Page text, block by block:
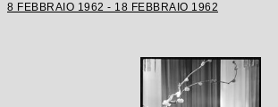
8 FEBBRAIO 1962 - 18 FEBBRAIO 1962